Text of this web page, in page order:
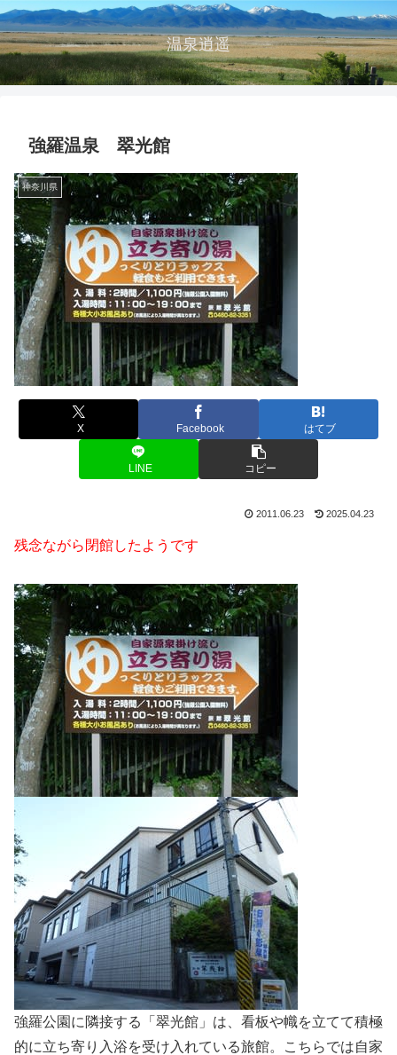
温泉逍遥
強羅温泉 翠光館
神奈川県
X Facebook はてブ
LINE コピー
2011.06.23 2025.04.23
残念ながら閉館したようです
強羅公園に隣接する「翠光館」は、看板や幟を立てて積極
的に立ち寄り入浴を受け入れている旅館。こちらでは自家